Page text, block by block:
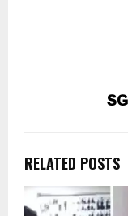
RELATED POSTS